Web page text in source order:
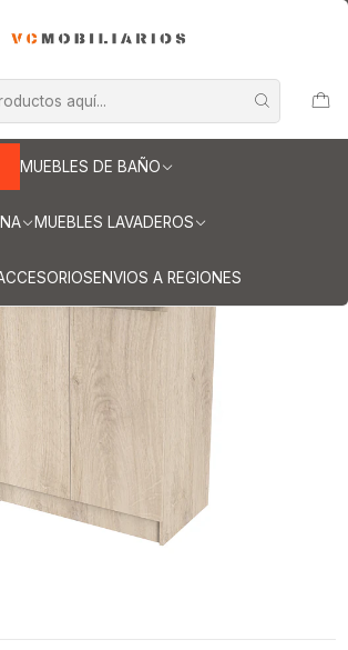
MUEBLES DE BAÑO
MUEBLES LAVADEROS
ENVIOS A REGIONES
vanitorios al piso simple de loza
al piso simple de loza / 70 cm
piso de 70 cm con cubierta de loza M0-701 /